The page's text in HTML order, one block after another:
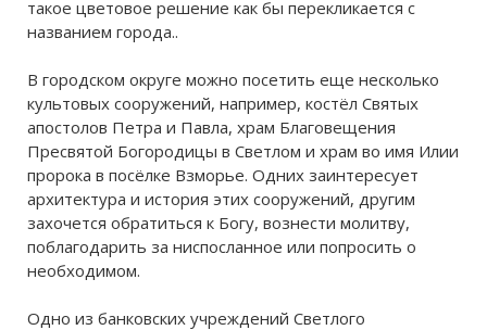
такое цветовое решение как бы перекликается с
названием города..
В городском округе можно посетить еще несколько
культовых сооружений, например, костёл Святых
апостолов Петра и Павла, храм Благовещения
Пресвятой Богородицы в Светлом и храм во имя Илии
пророка в посёлке Взморье. Одних заинтересует
архитектура и история этих сооружений, другим
захочется обратиться к Богу, вознести молитву,
поблагодарить за ниспосланное или попросить о
необходимом.
Одно из банковских учреждений Светлого